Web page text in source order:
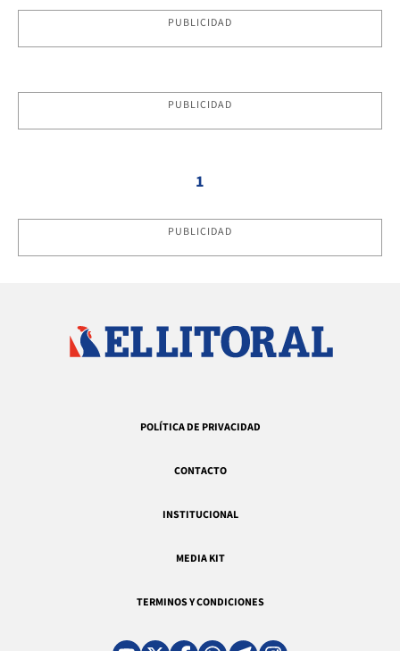
PUBLICIDAD
PUBLICIDAD
1
PUBLICIDAD
POLÍTICA DE PRIVACIDAD
CONTACTO
INSTITUCIONAL
MEDIA KIT
TERMINOS Y CONDICIONES